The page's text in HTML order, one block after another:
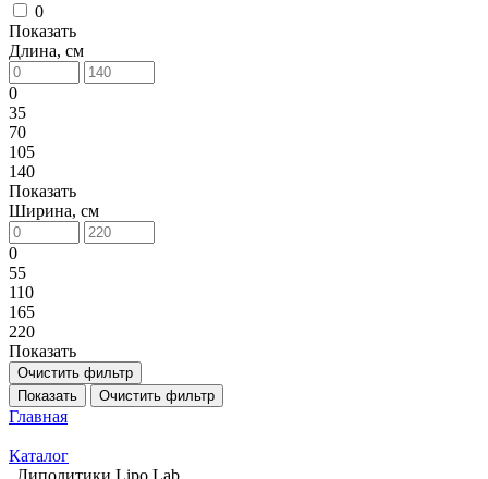
0
Показать
Длина, см
0
35
70
105
140
Показать
Ширина, см
0
55
110
165
220
Показать
Очистить фильтр
Показать
Очистить фильтр
Главная
Каталог
Липолитики Lipo Lab